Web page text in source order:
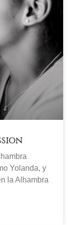
Yolanda, y
la Alhambra